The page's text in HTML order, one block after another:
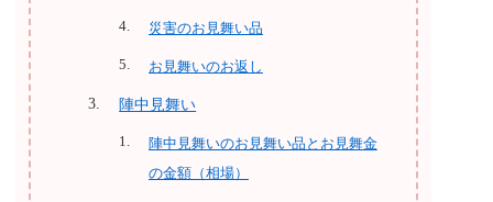
災害のお見舞い品
お見舞いのお返し
陣中見舞い
陣中見舞いのお見舞い品とお見舞金
の金額（相場）